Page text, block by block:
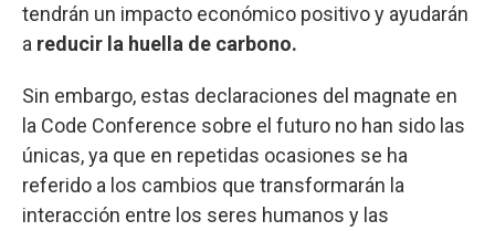
tendrán un impacto económico positivo y ayudarán
a reducir la huella de carbono.
Sin embargo, estas declaraciones del magnate en
la Code Conference sobre el futuro no han sido las
únicas, ya que en repetidas ocasiones se ha
referido a los cambios que transformarán la
interacción entre los seres humanos y las